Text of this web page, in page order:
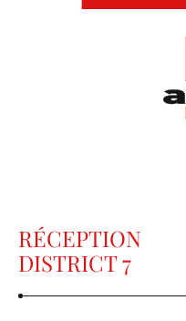
RÉCEPTION
DISTRICT 7